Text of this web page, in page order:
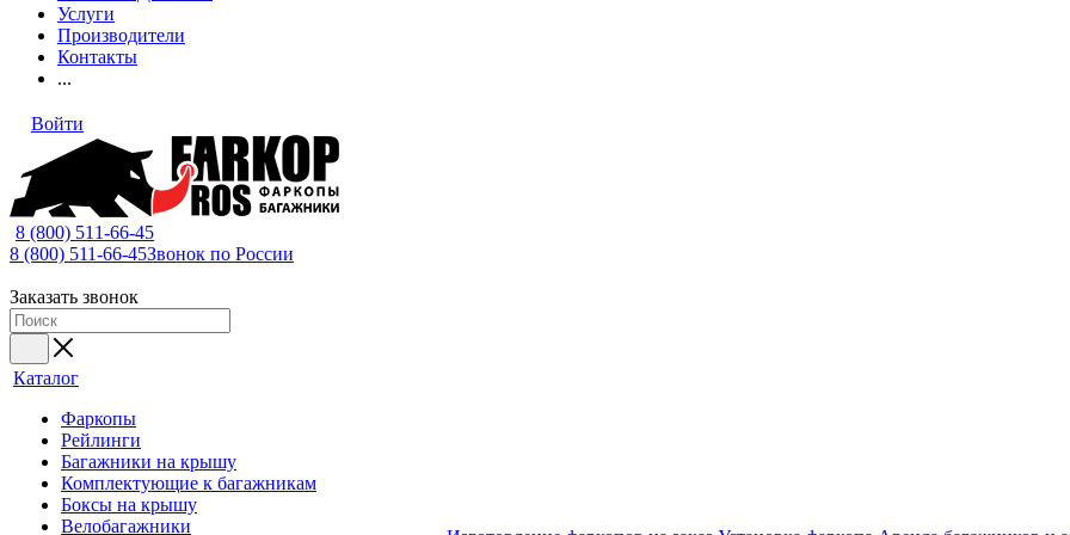
Услуги
Производители
Контакты
...
Войти
8 (800) 511-66-45
8 (800) 511-66-45Звонок по России
Заказать звонок
Каталог
Фаркопы
Рейлинги
Багажники на крышу
Комплектующие к багажникам
Боксы на крышу
Велобагажники